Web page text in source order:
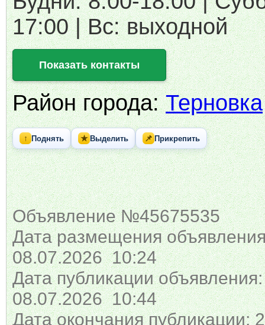
17:00 | Вс: выходной
Показать контакты
Район города:Терновка
↑ Поднять ★ Выделить 📌 Прикрепить
Объявление №45675535
Дата размещения
08.07.2026 10:24
Дата публикации объявления:
08.07.2026 10:44
Дата окончания публикации: